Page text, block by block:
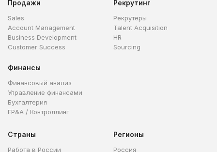
Продажи
Sales
Account Management
Business Development
Customer Success
Рекрутинг
Рекрутеры
Talent Acquisition
HR
Sourcing
Финансы
Финансовый анализ
Управление финансами
Бухгалтерия
FP&A / Контроллинг
Страны
Работа в России
Регионы
Россия